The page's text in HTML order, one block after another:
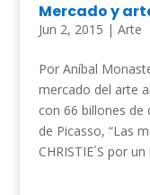
Mercado y
Jun 2, 2015 | Arte
Por Aníbal
mercado del arte
con 66 billones de
de Picasso, “Las
CHRISTIE´S por